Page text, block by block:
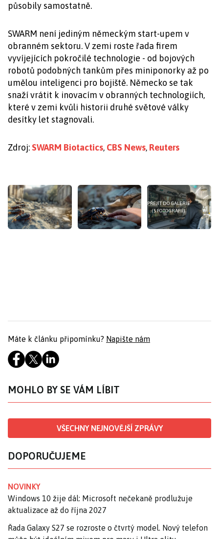
působily samostatně.
SWARM není jediným německým start-upem v
obranném sektoru. V zemi roste řada firem
vyvíjejících pokročilé technologie - od bojových
robotů podobných tankům přes miniponorky až po
umělou inteligenci pro bojiště. Německo se tak
snaží vrátit k inovacím v obranných technologiích,
které v zemi kvůli historii druhé světové války
desítky let stagnovali.
Zdroj: SWARM Biotactics, CBS News, Reuters
PŘEJÍT DO GALERIE
(5 FOTOGRAFIÍ)
Máte k článku připomínku? Napište nám
MOHLO BY SE VÁM LÍBIT
VŠECHNY NEJNOVĚJŠÍ ZPRÁVY
DOPORUČUJEME
NOVINKY
Windows 10 žije dál: Microsoft nečekaně prodlužuje
aktualizace až do října 2027
Řada Galaxy S27 se rozroste o čtvrtý model. Nový telefon